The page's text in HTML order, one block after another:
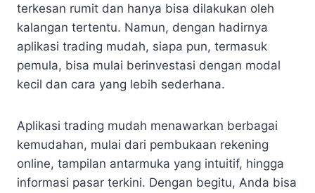
terkesan rumit dan hanya bisa dilakukan oleh
kalangan tertentu. Namun, dengan hadirnya
aplikasi trading mudah, siapa pun, termasuk
pemula, bisa mulai berinvestasi dengan modal
kecil dan cara yang lebih sederhana.
Aplikasi trading mudah menawarkan berbagai
kemudahan, mulai dari pembukaan rekening
online, tampilan antarmuka yang intuitif, hingga
informasi pasar terkini. Dengan begitu, Anda bisa